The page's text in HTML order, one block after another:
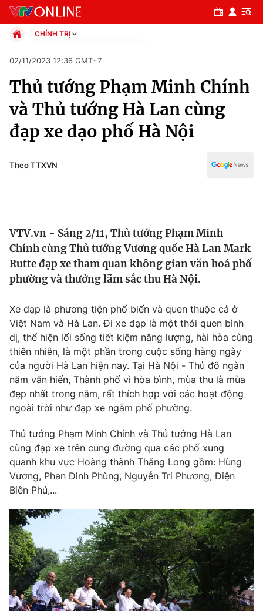
Chuyên mục
Chính trị
Thế giới
Tin tức
Câu chuyện quốc tế
Kinh tế
Tài chính
Thị trường
Góc doanh nghiệp
Dữ liệu và đời sống
Truyền hình
Phim VTV
Hậu trường
Nhân vật
Khán giả
Giải sao mai
Giải trí
Điện ảnh
Âm nhạc
Sao
Du lịch
Làm đẹp
Chất lượng cuộc sống
Giáo dục
Tuyển sinh
Học trực tuyến
Công nghệ
Hitech Công nghệ tương lai
Sản phẩm
Thị trường
Tư vấn
Giao lưu trực tuyến
Lịch phát sóng
Chuyên mục khác
CHÍNH TRỊ
Xã hội
Pháp luật
Thể thao
Truyền hình
Văn hóa - Giải trí
02/11/2023 12:36 GMT+7
Thủ tướng Phạm Minh Chính
và Thủ tướng Hà Lan cùng
đạp xe dạo phố Hà Nội
Theo TTXVN
VTV.vn - Sáng 2/11, Thủ tướng Phạm Minh
Chính cùng Thủ tướng Vương quốc Hà Lan Mark
Rutte đạp xe tham quan không gian văn hoá phố
phường và thưởng lãm sắc thu Hà Nội.
Xe đạp là phương tiện phổ biến và quen thuộc cả ở
Việt Nam và Hà Lan. Đi xe đạp là một thói quen bình
dị, thể hiện lối sống tiết kiệm năng lượng, hài hòa cùng
thiên nhiên, là một phần trong cuộc sống hàng ngày
của người Hà Lan hiện nay. Tại Hà Nội - Thủ đô ngàn
năm văn hiến, Thành phố vì hòa bình, mùa thu là mùa
đẹp nhất trong năm, rất thích hợp với các hoạt động
ngoài trời như đạp xe ngắm phố phường.
Thủ tướng Phạm Minh Chính và Thủ tướng Hà Lan
cùng đạp xe trên cung đường qua các phố xung
quanh khu vực Hoàng thành Thăng Long gồm: Hùng
Vương, Phan Đình Phùng, Nguyễn Tri Phương, Điện
Biên Phủ,...